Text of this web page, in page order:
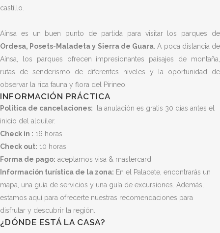
castillo.
Aínsa es un buen punto de partida para visitar los parques de
Ordesa, Posets-Maladeta y Sierra de Guara.A poca distancia de
Aínsa, los parques ofrecen impresionantes paisajes de montaña,
rutas de senderismo de diferentes niveles y la oportunidad de
observar la rica fauna y flora del Pirineo.
INFORMACIÓN PRÁCTICA
Política de cancelaciones:
la anulación es gratis 30 días antes el
inicio del alquiler.
Check in : 16 horas
Check out: 10 horas
Forma de pago: aceptamos visa & mastercard.
Información turística de la zona: En el Palacete, encontrarás un
mapa, una guía de servicios y una guía de excursiones. Además,
estamos aquí para ofrecerte nuestras recomendaciones para
disfrutar y descubrir la región.
¿DÓNDE ESTÁ LA CASA?